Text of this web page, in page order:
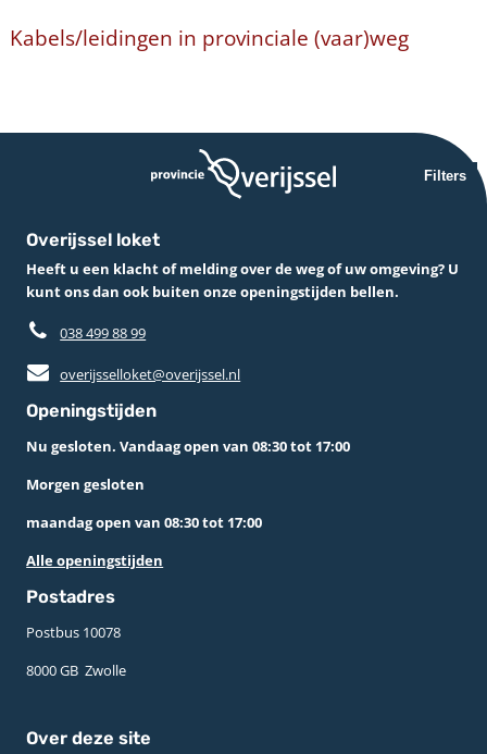
Kabels/leidingen in provinciale (vaar)weg
Filters
Overijssel loket
Heeft u een klacht of melding over de weg of uw omgeving? U
kunt ons dan ook buiten onze openingstijden bellen.
038 499 88 99
overijsselloket@overijssel.nl
Openingstijden
Nu gesloten. Vandaag open van 08:30 tot 17:00
Morgen gesloten
maandag open van 08:30 tot 17:00
Alle openingstijden
Postadres
Postbus 10078 ­
8000 GB ­ Zwolle
Over deze site